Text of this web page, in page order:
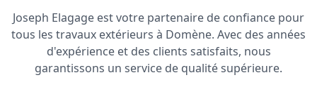
Joseph Elagage est votre partenaire de confiance pour
tous les travaux extérieurs à Domène. Avec des années
d'expérience et des clients satisfaits, nous
garantissons un service de qualité supérieure.